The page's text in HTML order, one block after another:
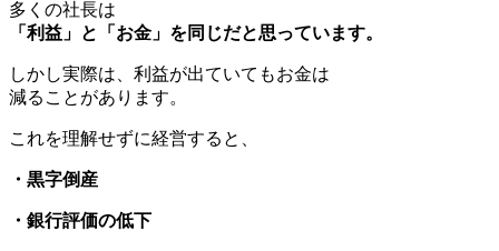
多くの社長は
「利益」と「お金」を同じだと思っています。
しかし実際は、利益が出ていてもお金は
減ることがあります。
これを理解せずに経営すると、
・黒字倒産
・銀行評価の低下